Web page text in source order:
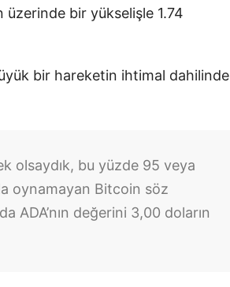
üzerinde bir yükselişle 1.74
bir hareketin ihtimal dahilinde
olsaydık, bu yüzde 95 veya
oynamayan Bitcoin söz
ADA’nın değerini 3,00 doların